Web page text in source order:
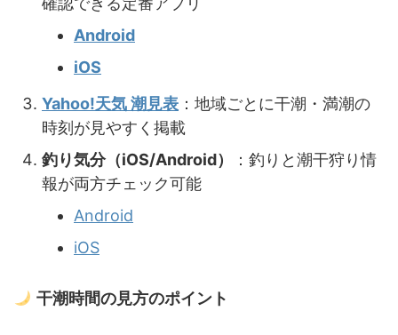
Android
‎iOS
Yahoo!天気 潮見表 ：地域ごとに干潮・満潮の
時刻が見やすく掲載
釣り気分（iOS/Android）
：釣りと潮干狩り情
報が両方チェック可能
Android
iOS
干潮時間の見方のポイント